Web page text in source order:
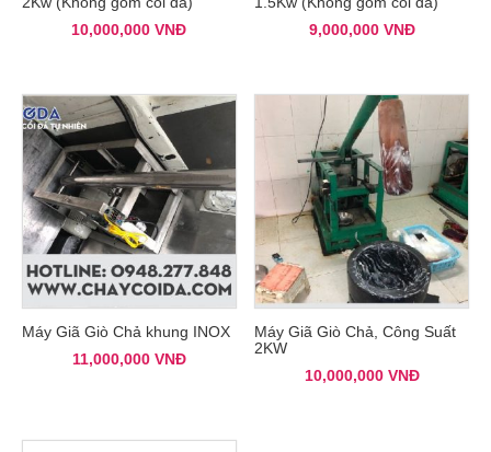
10,000,000VNĐ
9,000,000 VNĐ
Máy Giã Giò Chả khung INOX
11,000,000 VNĐ
Máy Giã Giò Chả, Công Suất
2KW
10,000,000 VNĐ